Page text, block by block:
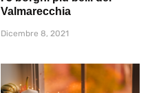
Valmarecchia
Dicembre 8, 2021